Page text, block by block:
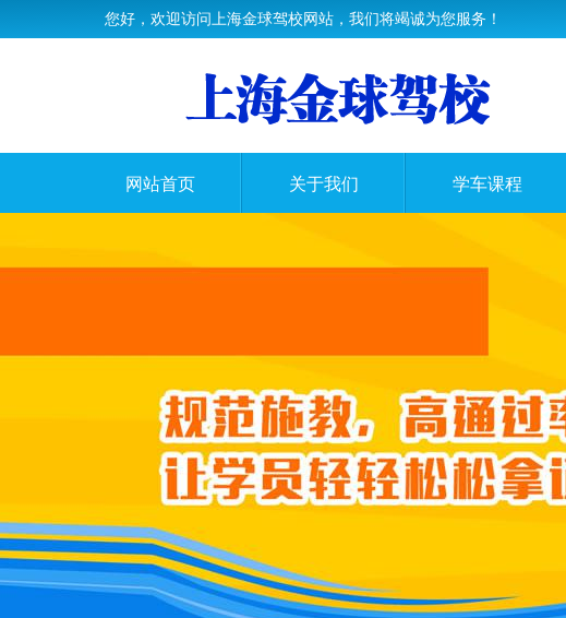
您好，欢迎访问上海金球驾校网站，我们将竭诚为您服务！
网站首页 关于我们 学车课程